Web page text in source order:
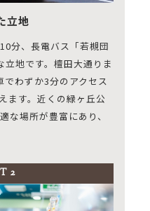
立地
分、長電バス「若槻団
地です。檀田大通りま
でわずか3分のアクセス
ます。近くの緑ヶ丘公
な場所が豊富にあり、
2